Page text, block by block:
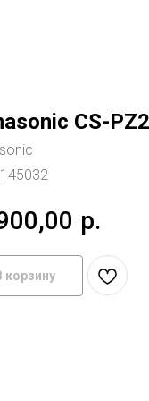
CS-
145032
р.
корзину